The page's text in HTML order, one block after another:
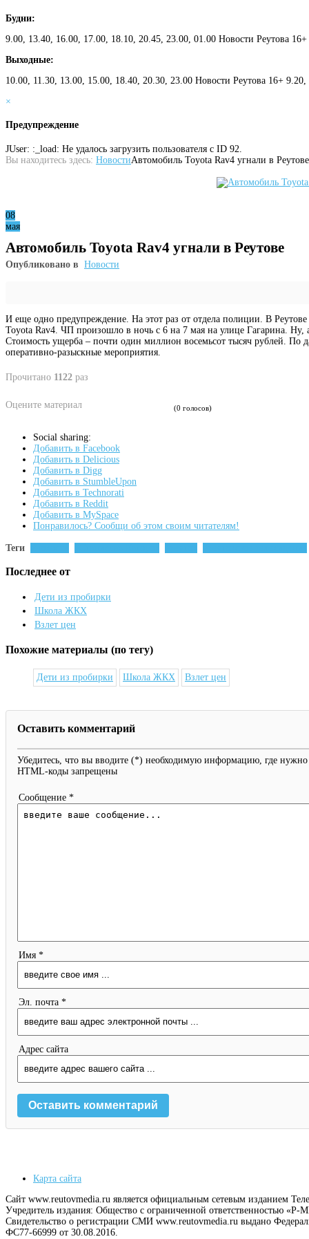
Будни:
9.00, 13.40, 16.00, 17.00, 18.10, 20.45, 23.00, 01.00 Новости Реутова
Выходные:
10.00, 11.30, 13.00, 15.00, 18.40, 20.30, 23.00 Новости Реутова 16+
×
Предупреждение
JUser: :_load: Не удалось загрузить пользователя с ID 92.
Вы находитесь здесь: НовостиАвтомобиль Toyota Rav4 угнали в Реутове
08
мая
Автомобиль Toyota Rav4 угнали в Реутове
Опубликовано в Новости
И еще одно предупреждение. На этот раз от отдела полиции. В
Toyota Rav4. ЧП произошло в ночь с 6 на 7 мая на улице Гагарина. Ну,
Стоимость ущерба – почти один миллион восемьсот тысяч рублей. По
оперативно-разыскные мероприятия.
Прочитано 1122 раз
Оцените материал (0 голосов)
Social sharing:
Добавить в Facebook
Добавить в Delicious
Добавить в Digg
Добавить в StumbleUpon
Добавить в Technorati
Добавить в Reddit
Добавить в MySpace
Понравилось? Сообщи об этом своим читателям!
Теги
Последнее от
Дети из пробирки
Школа ЖКХ
Взлет цен
Похожие материалы (по тегу)
Дети из пробирки Школа ЖКХ Взлет цен
Оставить комментарий
Убедитесь, что вы вводите (*) необходимую информацию, где нужно
HTML-коды запрещены
Сообщение *
Имя *
Эл. почта *
Адрес сайта
Карта сайта
Сайт www.reutovmedia.ru является официальным сетевым изданием
Учредитель издания: Общество с ограниченной ответственностью
Свидетельство о регистрации СМИ www.reutovmedia.ru выдано
ФС77-66999 от 30.08.2016.